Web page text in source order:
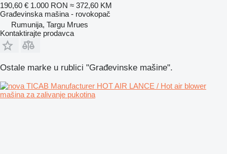
190,60 € 1.000 RON ≈ 372,60 KM
Građevinska mašina - rovokopač
Rumunija, Targu Mrues
Kontaktirajte prodavca
Ostale marke u rublici "Građevinske mašine".